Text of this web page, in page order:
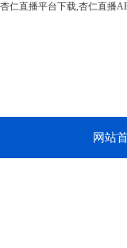
杏仁直播平台下载,杏仁直播
网站